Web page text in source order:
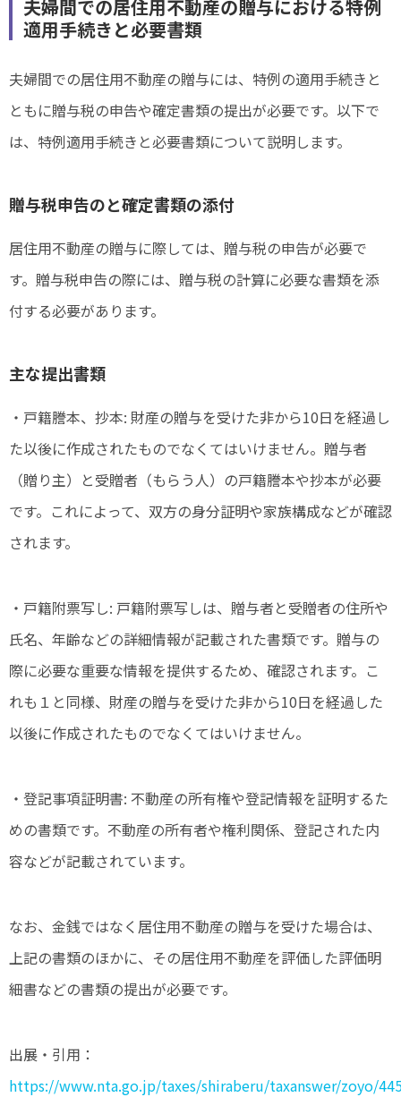
夫婦間での居住用不動産の贈与における特例
適用手続きと必要書類
夫婦間での居住用不動産の贈与には、特例の適用手続きと
ともに贈与税の申告や確定書類の提出が必要です。以下で
は、特例適用手続きと必要書類について説明します。
贈与税申告のと確定書類の添付
居住用不動産の贈与に際しては、贈与税の申告が必要で
す。贈与税申告の際には、贈与税の計算に必要な書類を添
付する必要があります。
主な提出書類
・戸籍謄本、抄本: 財産の贈与を受けた非から10日を経過し
た以後に作成されたものでなくてはいけません。贈与者
（贈り主）と受贈者（もらう人）の戸籍謄本や抄本が必要
です。これによって、双方の身分証明や家族構成などが確認
されます。
・戸籍附票写し: 戸籍附票写しは、贈与者と受贈者の住所や
氏名、年齢などの詳細情報が記載された書類です。贈与の
際に必要な重要な情報を提供するため、確認されます。こ
れも１と同様、財産の贈与を受けた非から10日を経過した
以後に作成されたものでなくてはいけません。
・登記事項証明書: 不動産の所有権や登記情報を証明するた
めの書類です。不動産の所有者や権利関係、登記された内
容などが記載されています。
なお、金銭ではなく居住用不動産の贈与を受けた場合は、
上記の書類のほかに、その居住用不動産を評価した評価明
細書などの書類の提出が必要です。
出展・引用：
https://www.nta.go.jp/taxes/shiraberu/taxanswer/zoyo/